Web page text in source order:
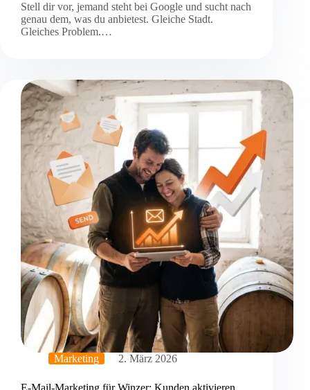
Stell dir vor, jemand steht bei Google und sucht nach
genau dem, was du anbietest. Gleiche Stadt.
Gleiches Problem.…
Marketing 2. März 2026